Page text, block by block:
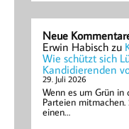
Neue
Erwin Habisch zu
Wie schützt sich
Kandidierenden
29. Juli 2026
Wenn es um Grün
Parteien mitmachen.
einen…